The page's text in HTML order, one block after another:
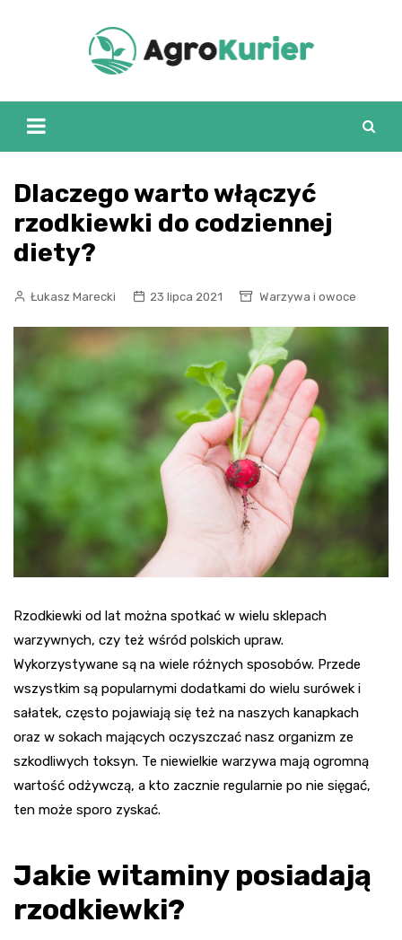
Dlaczego warto włączyć
rzodkiewki do codziennej
diety?
Łukasz Marecki 23 lipca 2021 Warzywa i owoce
Rzodkiewki od lat można spotkać w wielu sklepach
warzywnych, czy też wśród polskich upraw.
Wykorzystywane są na wiele różnych sposobów. Przede
wszystkim są popularnymi dodatkami do wielu surówek i
sałatek, często pojawiają się też na naszych kanapkach
oraz w sokach mających oczyszczać nasz organizm ze
szkodliwych toksyn. Te niewielkie warzywa mają ogromną
wartość odżywczą, a kto zacznie regularnie po nie sięgać,
ten może sporo zyskać.
Jakie witaminy posiadają
rzodkiewki?